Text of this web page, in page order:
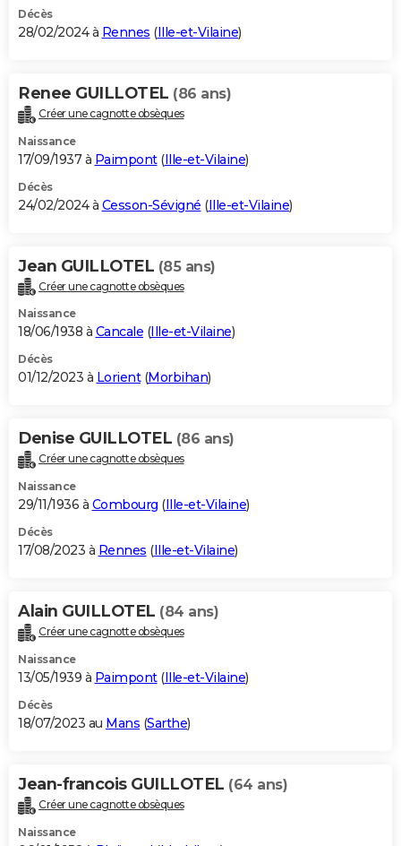
Décès
28/02/2024 à Rennes (Ille-et-Vilaine)
Renee GUILLOTEL (86 ans)
Créer une cagnotte obsèques
Naissance
17/09/1937 à Paimpont(Ille-et-Vilaine)
Décès
24/02/2024 à Cesson-Sévigné (Ille-et-Vilaine)
Jean GUILLOTEL (85 ans)
Créer une cagnotte obsèques
Naissance
18/06/1938 à Cancale (Ille-et-Vilaine)
Décès
01/12/2023 à Lorient(Morbihan)
Denise GUILLOTEL (86 ans)
Créer une cagnotte obsèques
Naissance
29/11/1936 à Combourg (Ille-et-Vilaine)
Décès
17/08/2023 à Rennes (Ille-et-Vilaine)
Alain GUILLOTEL (84 ans)
Créer une cagnotte obsèques
Naissance
13/05/1939 à Paimpont(Ille-et-Vilaine)
Décès
18/07/2023 au Mans (Sarthe)
Jean-francois GUILLOTEL (64 ans)
Créer une cagnotte obsèques
Naissance